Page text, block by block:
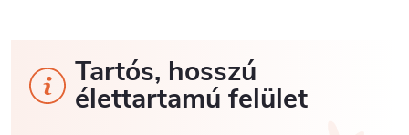
Tartós, hosszú
élettartamú felület